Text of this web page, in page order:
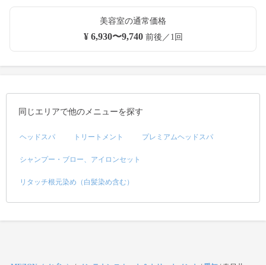
美容室の通常価格
¥ 6,930〜9,740前後／1回
同じエリアで他のメニューを探す
ヘッドスパ トリートメント プレミアムヘッドスパ
シャンプー・ブロー、アイロンセット
リタッチ根元染め（白髪染め含む）